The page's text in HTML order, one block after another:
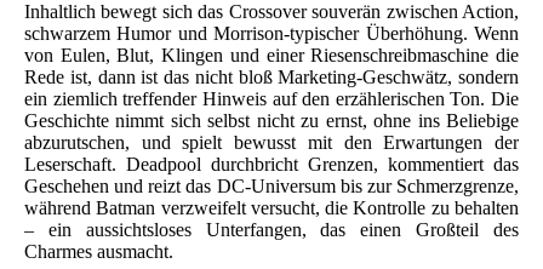
Inhaltlich bewegt sich das Crossover souverän zwischen Action,
schwarzem Humor und Morrison-typischer Überhöhung. Wenn
von Eulen, Blut, Klingen und einer Riesenschreibmaschine die
Rede ist, dann ist das nicht bloß Marketing-Geschwätz, sondern
ein ziemlich treffender Hinweis auf den erzählerischen Ton. Die
Geschichte nimmt sich selbst nicht zu ernst, ohne ins Beliebige
abzurutschen, und spielt bewusst mit den Erwartungen der
Leserschaft. Deadpool durchbricht Grenzen, kommentiert das
Geschehen und reizt das DC-Universum bis zur Schmerzgrenze,
während Batman verzweifelt versucht, die Kontrolle zu behalten
– ein aussichtsloses Unterfangen, das einen Großteil des
Charmes ausmacht.